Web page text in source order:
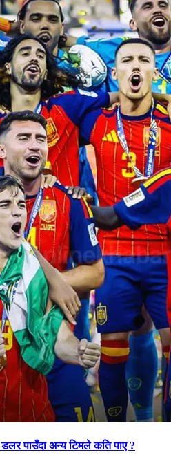
पाउँदा अन्य टिमले कति पाए ?